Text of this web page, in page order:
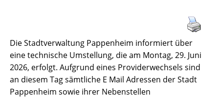
Die Stadtverwaltung Pappenheim informiert über
eine technische Umstellung, die am Montag, 29. Juni
2026, erfolgt. Aufgrund eines Providerwechsels sind
an diesem Tag sämtliche E Mail Adressen der Stadt
Pappenheim sowie ihrer Nebenstellen